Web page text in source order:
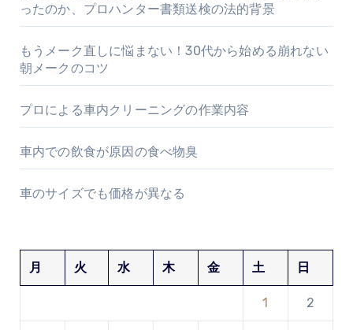
ったのか、プロハンター書類送検の法的背景
もうメーク直しに悩まない！30代から始める崩れない
朝メークのコツ
プロによる車内クリーニングの作業内容
車内での飲食が原因の食べ物臭
車のサイズでも価格が異なる
月 火 水 木 金 土 日
1 2